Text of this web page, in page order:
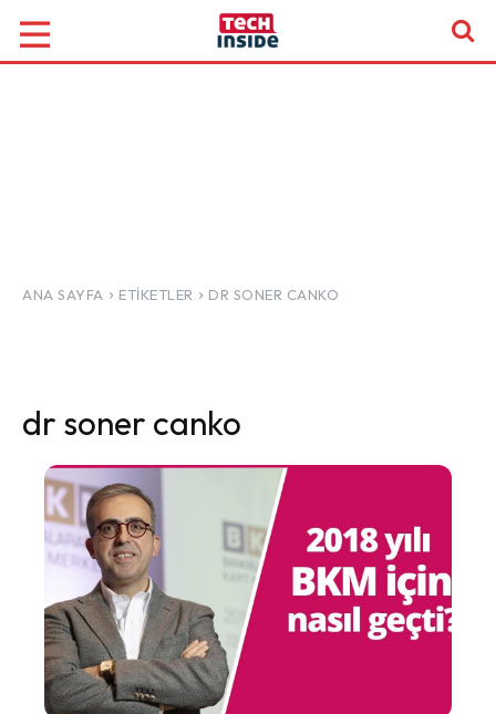
ANA SAYFA ETIKETLER DR SONER CANKO
dr soner canko